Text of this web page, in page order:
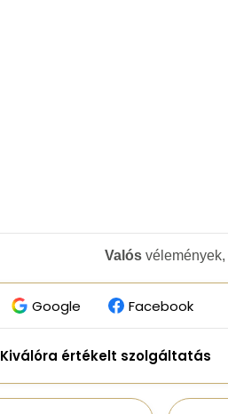
Valós vélemények,
Google Facebook
Kiválóra értékelt szolgáltatás